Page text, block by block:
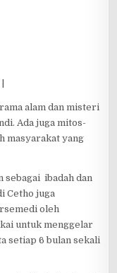
alam dan misteri
Ada juga mitos-
masyarakat yang
sebagai ibadah dan
Cetho juga
oleh
untuk menggelar
setiap 6 bulan sekali